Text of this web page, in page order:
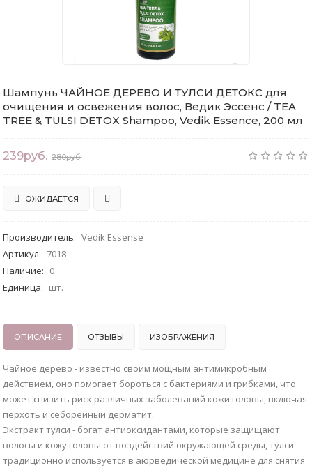
Шампунь ЧАЙНОЕ ДЕРЕВО И ТУЛСИ ДЕТОКС для
очищения и освежения волос, Ведик Эссенс / TEA
TREE & TULSI DETOX Shampoo, Vedik Essence, 200 мл
239руб. 280руб.
ОЖИДАЕТСЯ
Производитель: Vedik Essense
Артикул: 7018
Наличие: 0
Единица: шт.
ОПИСАНИЕ ОТЗЫВЫ ИЗОБРАЖЕНИЯ
Чайное дерево - известно своим мощным антимикробным
действием, оно помогает бороться с бактериями и грибками, что
может снизить риск различных заболеваний кожи головы, включая
перхоть и себорейный дерматит.
Экстракт тулси - богат антиоксидантами, которые защищают
волосы и кожу головы от воздействий окружающей среды, тулси
традиционно используется в аюрведической медицине для снятия